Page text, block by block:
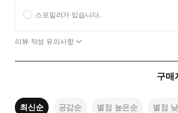
스포일러가 있습니다.
리뷰 작성 유의사항
구매
최신순 공감순 별점 높은순 별점